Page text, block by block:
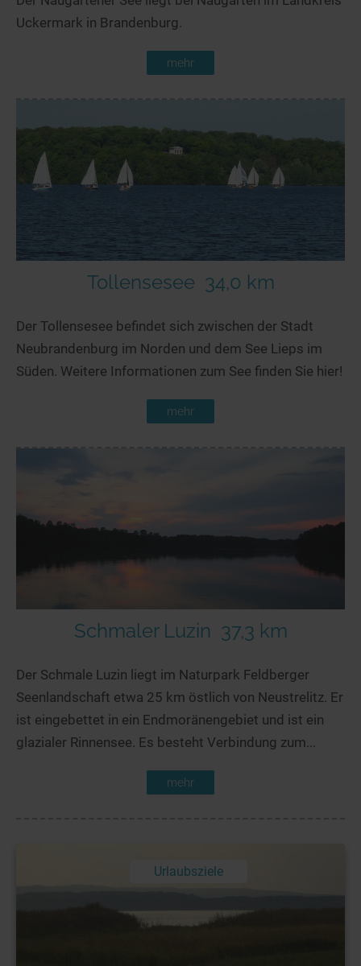
Uckermark in Brandenburg.
mehr
Tollensesee 34,0 km
Der Tollensesee befindet sich zwischen der Stadt
Neubrandenburg im Norden und dem See Lieps im
Süden. Weitere Informationen zum See finden Sie hier!
mehr
Schmaler Luzin 37,3 km
Der Schmale Luzin liegt im Naturpark Feldberger
Seenlandschaft etwa 25 km östlich von Neustrelitz. Er
ist eingebettet in ein Endmoränengebiet und ist ein
glazialer Rinnensee. Es besteht Verbindung zum...
mehr
Urlaubsziele